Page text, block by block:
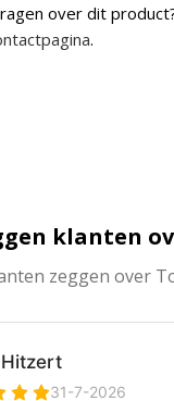
over dit
.
klanten
zeggen over